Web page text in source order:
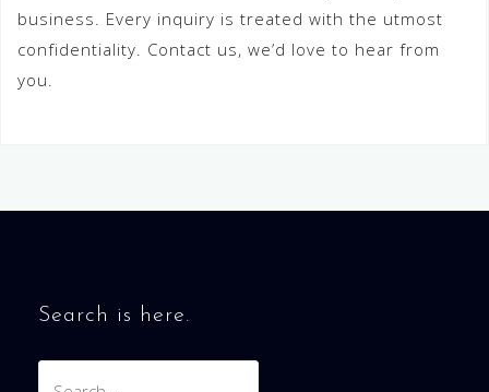
business. Every inquiry is treated with the utmost
confidentiality. Contact us, we’d love to hear from
you.
Search is here.